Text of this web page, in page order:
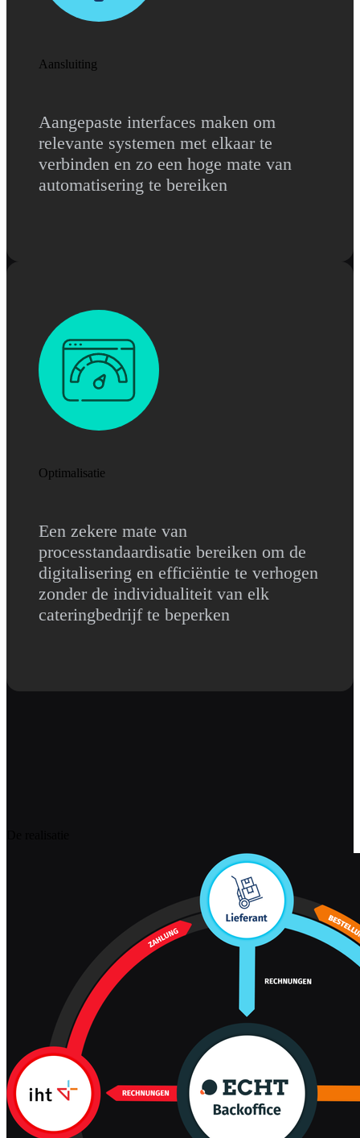
Aansluiting
Aangepaste interfaces maken om
relevante systemen met elkaar te
verbinden en zo een hoge mate van
automatisering te bereiken
Optimalisatie
Een zekere mate van
processtandaardisatie bereiken om de
digitalisering en efficiëntie te verhogen
zonder de individualiteit van elk
cateringbedrijf te beperken